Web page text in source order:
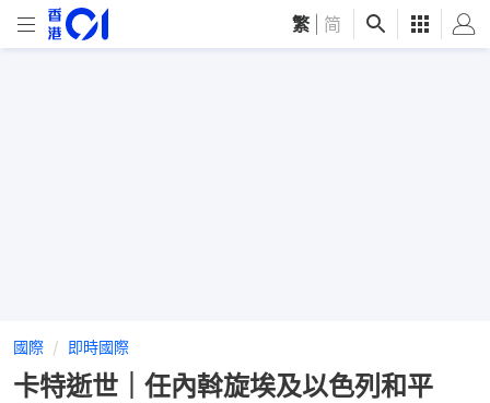
繁 简
國際 即時國際
卡特逝世｜任內斡旋埃及以色列和平